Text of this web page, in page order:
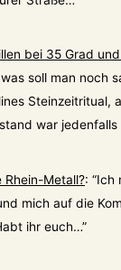
bei 35 Grad
soll man noch
Steinzeitritual,
war jedenfalls
Rhein-Metall?: “Ich
mich auf die
ihr euch…”